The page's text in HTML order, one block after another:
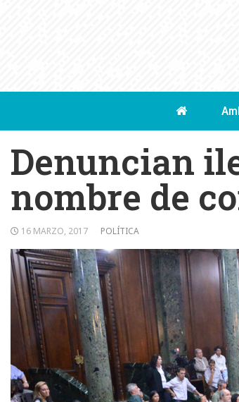
Denuncian
nombre de
16 MARZO, 2017 POLÍTICA